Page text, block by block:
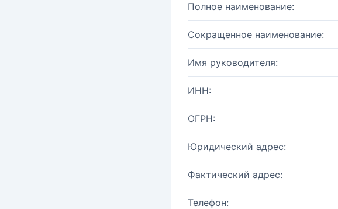
Полное наименование:
Сокращенное наименование:
Имя руководителя:
ИНН:
ОГРН:
Юридический адрес:
Фактический адрес:
Телефон: